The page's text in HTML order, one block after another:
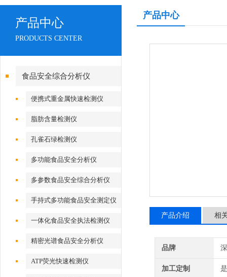
产品中心
PRODUCTS CENTER
食品安全综合分析仪
便携式重金属快速检测仪
脂肪含量检测仪
孔雀石绿检测仪
多功能食品安全分析仪
多参数食品安全综合分析仪
手持式多功能食品安全测定仪
一体化食品安全执法检测仪
精密光谱食品安全分析仪
ATP荧光快速检测仪
产品中心
产品介绍 相
品牌
加工定制 是